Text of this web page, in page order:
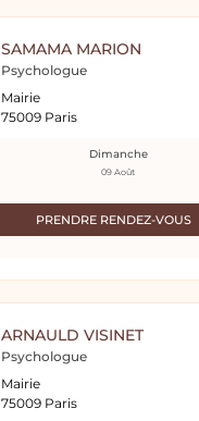
SAMAMA MARION
Psychologue
Mairie
75009 Paris
PRENDRE RENDEZ-VOUS
Dimanche
09 Août
ARNAULD VISINET
Psychologue
Mairie
75009 Paris